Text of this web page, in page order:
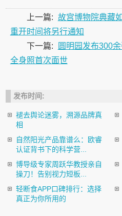
上一篇: 故宫博物院典藏
重开时间将另行通知
下一篇:
圆明园发布300
全身照首次面世
发布时间:
褪去舆论迷雾，溯源品牌真
相
自然阳光产品靠谱么：欧睿
认证背书下的科学营...
博导级专家周跃华教授亲自
操刀！告别视力短板...
轻断食APP口碑排行：选择
真正为你所用的